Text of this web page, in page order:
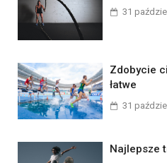
31
Zdobycie
łatwe
31
Najlepsze